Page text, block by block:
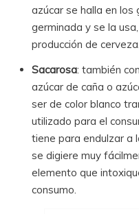
azúcar se halla en los
germinada y se la
producción de cerveza.
Sacarosa: también
azúcar de caña o
ser de color blanco
utilizado para el
tiene para endulzar a
se digiere muy
elemento que
consumo.